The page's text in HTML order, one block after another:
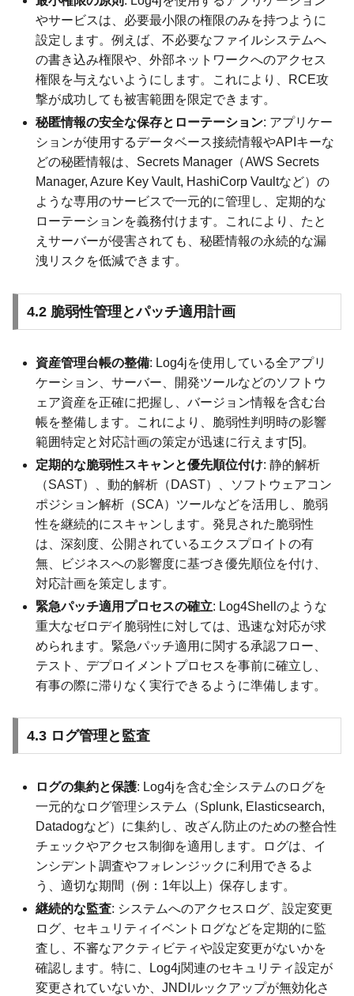
やサービスは、必要最小限の権限のみを持つように
設定します。例えば、不必要なファイルシステムへ
の書き込み権限や、外部ネットワークへのアクセス
権限を与えないようにします。これにより、RCE攻
撃が成功しても被害範囲を限定できます。
秘匿情報の安全な保存とローテーション: アプリケー
ションが使用するデータベース接続情報やAPIキーな
どの秘匿情報は、Secrets Manager（AWS Secrets
Manager, Azure Key Vault, HashiCorp Vaultなど）の
ような専用のサービスで一元的に管理し、定期的な
ローテーションを義務付けます。これにより、たと
えサーバーが侵害されても、秘匿情報の永続的な漏
洩リスクを低減できます。
4.2 脆弱性管理とパッチ適用計画
資産管理台帳の整備: Log4jを使用している全アプリ
ケーション、サーバー、開発ツールなどのソフトウ
ェア資産を正確に把握し、バージョン情報を含む台
帳を整備します。これにより、脆弱性判明時の影響
範囲特定と対応計画の策定が迅速に行えます[5]。
定期的な脆弱性スキャンと優先順位付け: 静的解析
（SAST）、動的解析（DAST）、ソフトウェアコン
ポジション解析（SCA）ツールなどを活用し、脆弱
性を継続的にスキャンします。発見された脆弱性
は、深刻度、公開されているエクスプロイトの有
無、ビジネスへの影響度に基づき優先順位を付け、
対応計画を策定します。
緊急パッチ適用プロセスの確立: Log4Shellのような
重大なゼロデイ脆弱性に対しては、迅速な対応が求
められます。緊急パッチ適用に関する承認フロー、
テスト、デプロイメントプロセスを事前に確立し、
有事の際に滞りなく実行できるように準備します。
4.3 ログ管理と監査
ログの集約と保護: Log4jを含む全システムのログを
一元的なログ管理システム（Splunk, Elasticsearch,
Datadogなど）に集約し、改ざん防止のための整合性
チェックやアクセス制御を適用します。ログは、イ
ンシデント調査やフォレンジックに利用できるよ
う、適切な期間（例：1年以上）保存します。
継続的な監査: システムへのアクセスログ、設定変更
ログ、セキュリティイベントログなどを定期的に監
査し、不審なアクティビティや設定変更がないかを
確認します。特に、Log4j関連のセキュリティ設定が
変更されていないか、JNDIルックアップが無効化さ